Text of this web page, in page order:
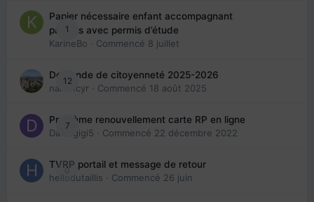
1
Papier nécessaire enfant accompagnant
parents avec permis d’étude
KarineBo · Commencé 8 juillet
12
Demande de citoyenneté 2025-2026
nanancyr · Commencé 18 août 2025
7
Problème renouvellement carte RP en ligne
Davidgigi5 · Commencé 22 décembre 2022
0
TVRP portail et message de retour
hellodutaillis · Commencé 26 juin